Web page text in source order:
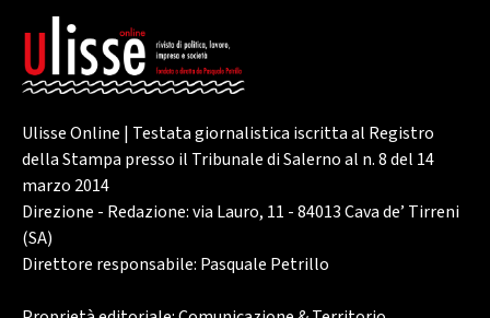
Ulisse Online | Testata giornalistica iscritta al Registro
della Stampa presso il Tribunale di Salerno al n. 8 del 14
marzo 2014
Direzione - Redazione: via Lauro, 11 - 84013 Cava de’ Tirreni
(SA)
Direttore responsabile: Pasquale Petrillo